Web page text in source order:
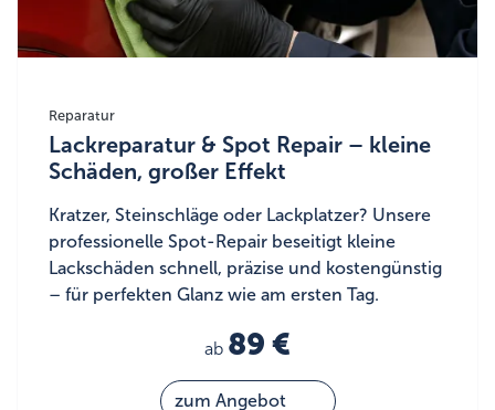
Lackreparatur & Spot Repair – kleine
Schäden, großer Effekt
Reparatur
Kratzer, Steinschläge oder Lackplatzer? Unsere
professionelle Spot-Repair beseitigt kleine
Lackschäden schnell, präzise und kostengünstig
– für perfekten Glanz wie am ersten Tag.
ab 89 €
zum Angebot